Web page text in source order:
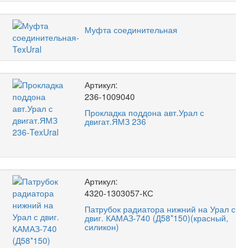
Муфта соединительная
Артикул:
236-1009040
Прокладка поддона авт.Урал с
двигат.ЯМЗ 236
Артикул:
4320-1303057-КС
Патрубок радиатора нижний на Урал с
двиг. КАМАЗ-740 (Д58*150)(красный,
силикон)